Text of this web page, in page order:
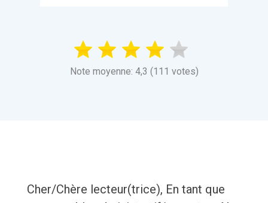
Note moyenne: 4,3 (111 votes)
Cher/Chère lecteur(trice), En tant que